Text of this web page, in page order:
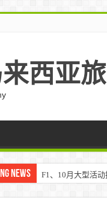
西亚
News F1、10月大型活
Klook客路将印度